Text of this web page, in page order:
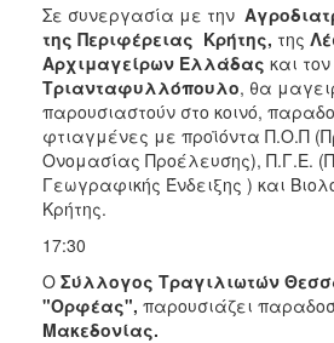
Σε συνεργασία με την
της Περιφέρειας Κρήτης, της
Αρχιμαγείρων Ελλάδας και
Τριανταφυλλόπουλο, θα
παρουσιαστούν στο κοινό,
φτιαγμένες με προϊόντα Π.Ο.Π
Ονομασίας Προέλευσης), Π.Γ.Ε.
Γεωγραφικής Ένδειξης ) και
Κρήτης.
17:30
Ο Σύλλογος Τραγιλιωτών
"Ορφέας", παρουσιάζει
Μακεδονίας.